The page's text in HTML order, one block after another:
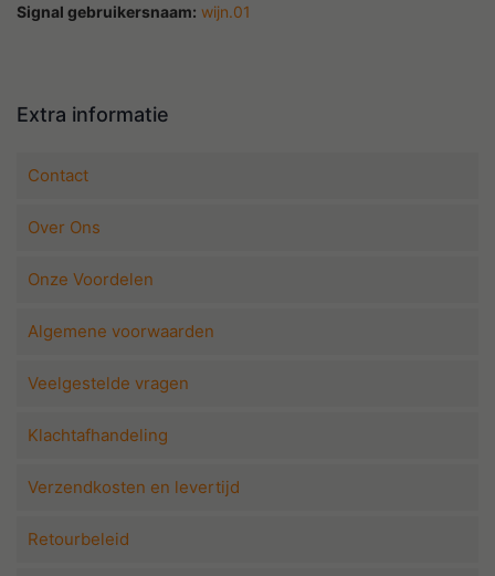
Signal gebruikersnaam: wijn.01
Extra informatie
Contact
Over Ons
Onze Voordelen
Algemene voorwaarden
Veelgestelde vragen
Klachtafhandeling
Verzendkosten en levertijd
Retourbeleid